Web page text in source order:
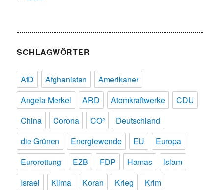
SCHLAGWÖRTER
AfD Afghanistan
Amerikaner
Angela Merkel
ARD Atomkraftwerke
CDU
China
Corona CO²
Deutschland
die Grünen
Energiewende EU
Europa
Eurorettung
EZB FDP Hamas
Islam
Israel
Klima Koran Krieg
Krim